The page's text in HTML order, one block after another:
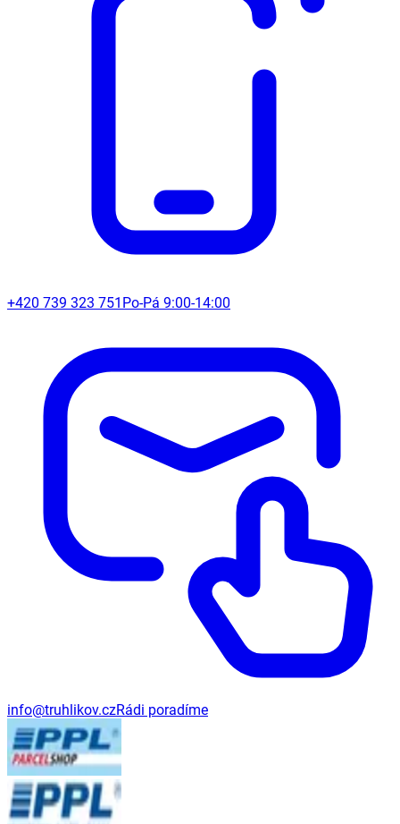
+420 739 323 751 Po-Pá 9:00-14:00
info@truhlikov.czRádi poradíme